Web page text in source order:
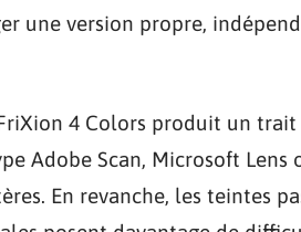
une version propre,
4 Colors produit un
Adobe Scan, Microsoft Lens
En revanche, les teintes